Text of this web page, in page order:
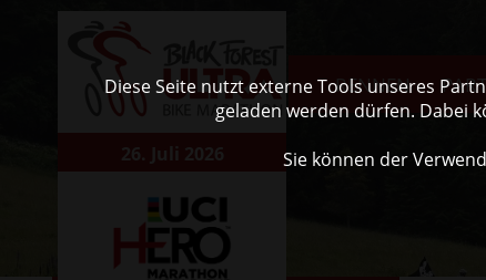
RENNEN
Diese Seite nutzt externe Tools unseres
geladen werden dürfen. Dabei
Sie können der